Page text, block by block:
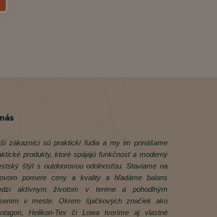
zákazníci sú praktickí ľudia a my im prinášame
produkty, ktoré spájajú funkčnosť a moderný
štýl s outdoorovou odolnosťou. Staviame na
pomere ceny a kvality a hľadáme balans
aktívnym životom v teréne a pohodlným
v meste. Okrem špičkových značiek ako
Helikon‑Tex či Lowa tvoríme aj vlastné